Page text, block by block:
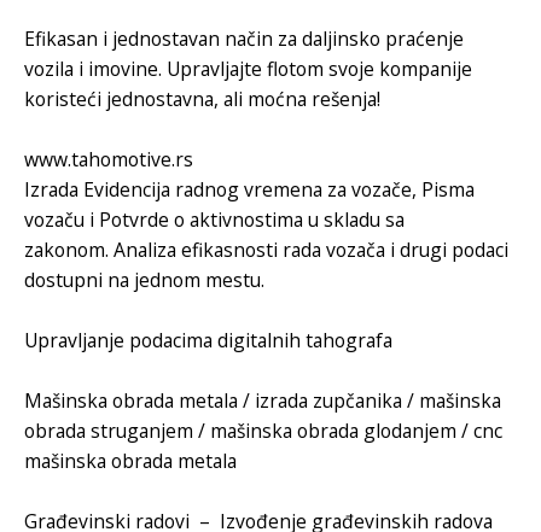
Efikasan i jednostavan način za daljinsko praćenje
vozila i imovine. Upravljajte flotom svoje kompanije
koristeći jednostavna, ali moćna rešenja!
www.tahomotive.rs
Izrada Evidencija radnog vremena za vozače, Pisma
vozaču i Potvrde o aktivnostima u skladu sa
zakonom. Analiza efikasnosti rada vozača i drugi podaci
dostupni na jednom mestu.
Upravljanje podacima digitalnih tahografa
Mašinska obrada metala / izrada zupčanika / mašinska
obrada struganjem / mašinska obrada glodanjem /cnc
mašinska obrada metala
Građevinski radovi – Izvođenje građevinskih radova